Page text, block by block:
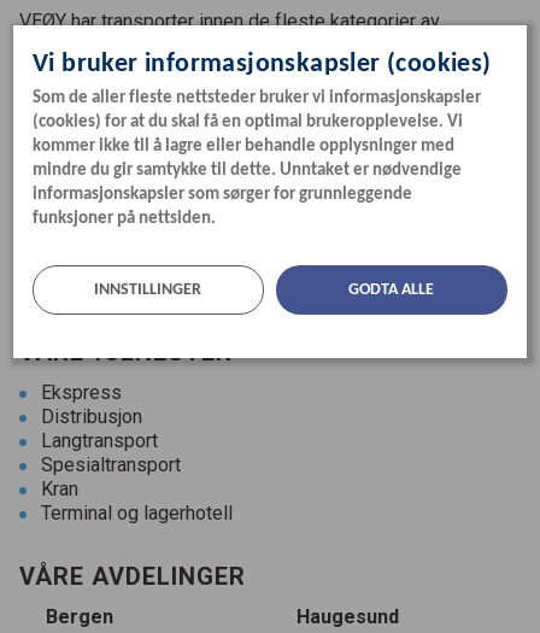
VEØYhar transporter innen de fleste kategorier av
godstransport som kjøres på vei eller jernbane. Veøy er
landets største medisintransportør, og våre transporter
inneholder løsninger for temperaturregulert gods, parti- og
stykkgods, fisk, spesialgods i kategorien «langt, bredt og
tungt», samt lagertjenester.
Organisasjonsnummer Veøy AS:917 160 635
Personvern og cookies
VÅRE TJENESTER
Ekspress
Distribusjon
Langtransport
Spesialtransport
Kran
Terminal og lagerhotell
VÅRE AVDELINGER
Bergen
Haugesund
Vi bruker informasjonskapsler (cookies)
Som de aller fleste nettsteder bruker vi informasjonskapsler
(cookies) for at du skal få en optimal brukeropplevelse. Vi
kommer ikke til å lagre eller behandle opplysninger med
mindre du gir samtykke til dette. Unntaket er nødvendige
informasjonskapsler som sørger for grunnleggende
funksjoner på nettsiden.
INNSTILLINGER GODTA ALLE